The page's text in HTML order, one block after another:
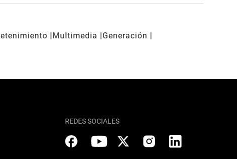
Multimedia
Generación
REDES SOCIALES